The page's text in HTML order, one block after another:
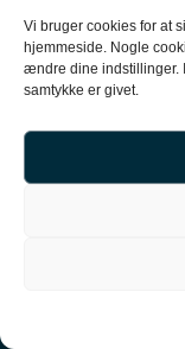
Vi bruger cookies for at
hjemmeside. Nogle
ændre dine indstillinger.
samtykke er givet.